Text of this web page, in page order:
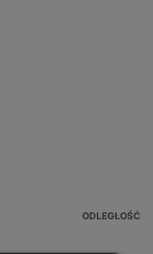
ODLEGŁOŚĆ